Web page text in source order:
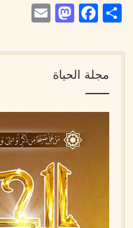
Share
Facebook
مجلة الحياة